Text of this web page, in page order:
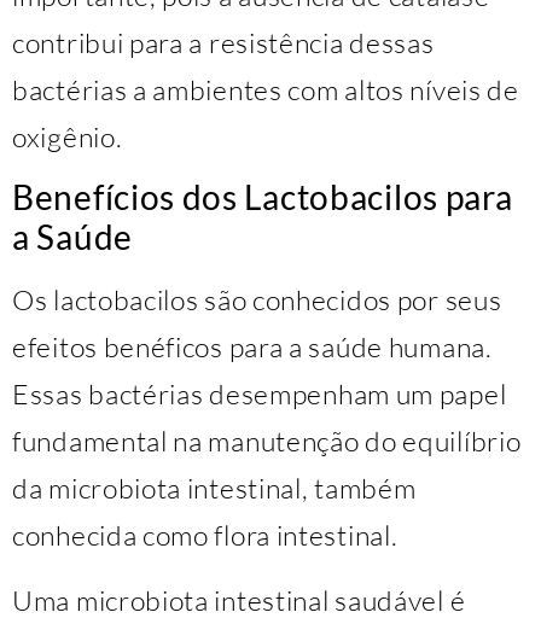
contribui para a resistência dessas
bactérias a ambientes com altos níveis de
oxigênio.
Benefícios dos Lactobacilos para
a Saúde
Os lactobacilos são conhecidos por seus
efeitos benéficos para a saúde humana.
Essas bactérias desempenham um papel
fundamental na manutenção do equilíbrio
da microbiota intestinal, também
conhecida como flora intestinal.
Uma microbiota intestinal saudável é